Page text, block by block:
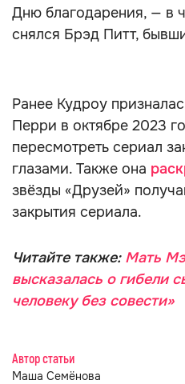
Дню благодарения, — в
снялся Брэд Питт,
Ранее Кудроу
Перри в октябре 2023
пересмотреть сериал
глазами. Также она
звёзды «Друзей»
закрытия сериала.
Читайте также: Мать
высказалась о гибели
человеку без совести»
Автор статьи
Маша Семёнова